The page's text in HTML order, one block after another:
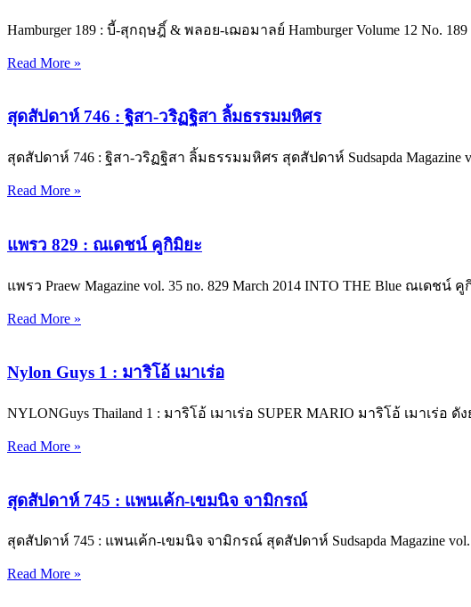
Hamburger 189 : บี้-สุกฤษฎิ์ & พลอย-เฌอมาลย์ Hamburger Volume 12 No.
Read More »
สุดสัปดาห์ 746 : ฐิสา-วริฏฐิสา ลิ้มธรรมมหิศร
สุดสัปดาห์ 746 : ฐิสา-วริฏฐิสา ลิ้มธรรมมหิศร สุดสัปดาห์ Sudsapda Magazine
Read More »
แพรว 829 : ณเดชน์ คูกิมิยะ
แพรว Praew Magazine vol. 35 no. 829 March 2014 INTO THE Blue ณเดช
Read More »
Nylon Guys 1 : มาริโอ้ เมาเร่อ
NYLONGuys Thailand 1 : มาริโอ้ เมาเร่อ SUPER MARIO มาริโอ้ เมาเร่อ
Read More »
สุดสัปดาห์ 745 : แพนเค้ก-เขมนิจ จามิกรณ์
สุดสัปดาห์ 745 : แพนเค้ก-เขมนิจ จามิกรณ์ สุดสัปดาห์ Sudsapda Magazine vol.
Read More »